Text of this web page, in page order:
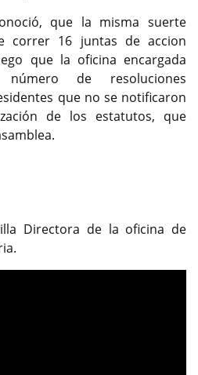
que la misma suerte
correr 16 juntas de accion
que la oficina encargada
de resoluciones
que no se notificaron
de los estatutos, que
Directora de la oficina de